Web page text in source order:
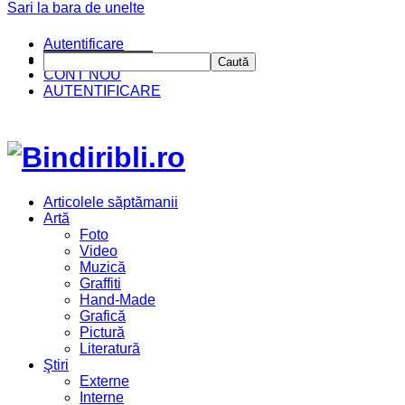
CINE SUNTEM?
CONT NOU
AUTENTIFICARE
Articolele săptămanii
Artă
Foto
Video
Muzică
Graffiti
Hand-Made
Grafică
Pictură
Literatură
Ştiri
Externe
Interne
Sari la bara de unelte
Autentificare
Caută